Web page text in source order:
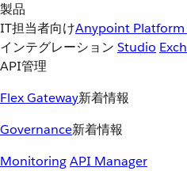
製品
IT担当者向けAnypoint Platform
インテグレーション Studio
API管理
Flex Gateway新着情報
Governance新着情報
MonitoringAPI Manager